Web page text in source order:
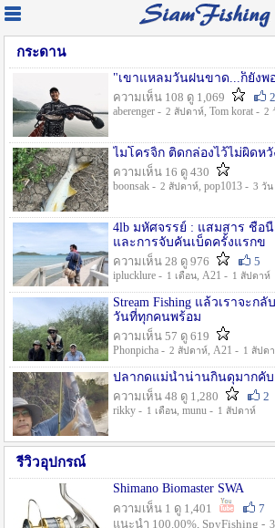
กระดาน
"เขาแหลมวันฝนขาด...ก็ยังพ
ความเห็น 108 ดู 1,069
2
aberenger - 2 สัปดาห์, Tom korat - 2
ไมโครจิ้ก ติดกล่องไว้ไม่ผิดหวั
ความเห็น 16 ดู 430
boonsak - 2 สัปดาห์, pop1013 - 3 วัน
4lb มหัศจรรย์ : แสมสาร ชื่อ
และการจับคันเบ็ดครั้งแรกข
ความเห็น 28 ดู 976
5
iplucklure - 1 เดือน, A21 - 1 สัปดาห์
Stream Fishing แล้วเราจะก
วันที่ทุกคนพร้อม
ความเห็น 57 ดู 619
Phonpicha - 2 สัปดาห์, A21 - 1 สัปด
ปลากดแม่น้ำน่านกินดุมากคับ
ความเห็น 48 ดู 1,280
2
rikky - 1 เดือน, munu - 1 สัปดาห์
รีวิวอุปกรณ์
Shimano Biomaster SWA
ความเห็น 1 ดู 1,401
7
แนะนำ 100.00%, SpyFishing -